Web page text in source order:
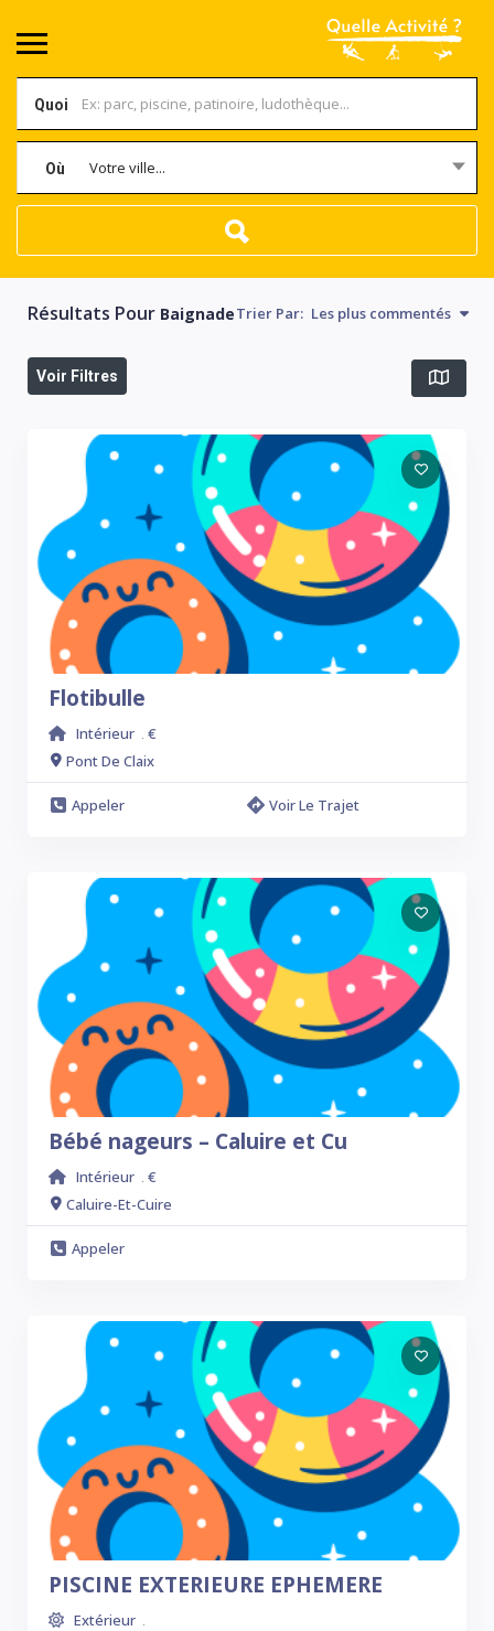
Quoi
Où Votre ville...
Résultats Pour BaignadeTrier Par: Les plus commentés
Voir Filtres
Flotibulle
Intérieur
€
Pont De Claix
Appeler Voir Le Trajet
Bébé nageurs – Caluire et Cu
Intérieur
€
Caluire-Et-Cuire
Appeler
PISCINE EXTERIEURE EPHEMERE
Extérieur